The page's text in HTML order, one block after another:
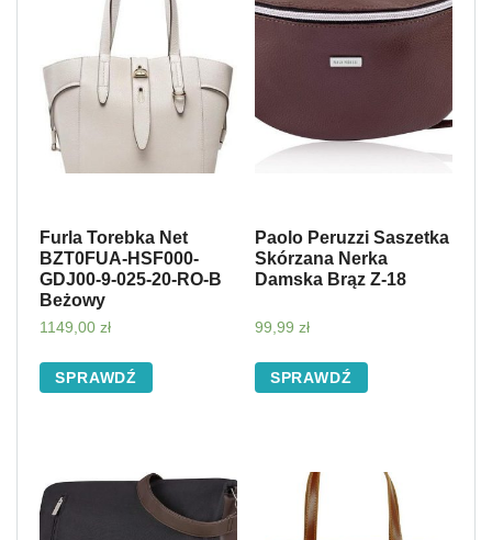
Furla Torebka Net
BZT0FUA-HSF000-
GDJ00-9-025-20-RO-B
Beżowy
1149,00 zł
SPRAWDŹ
Paolo Peruzzi Saszetka
Skórzana Nerka
Damska Brąz Z-18
99,99 zł
SPRAWDŹ